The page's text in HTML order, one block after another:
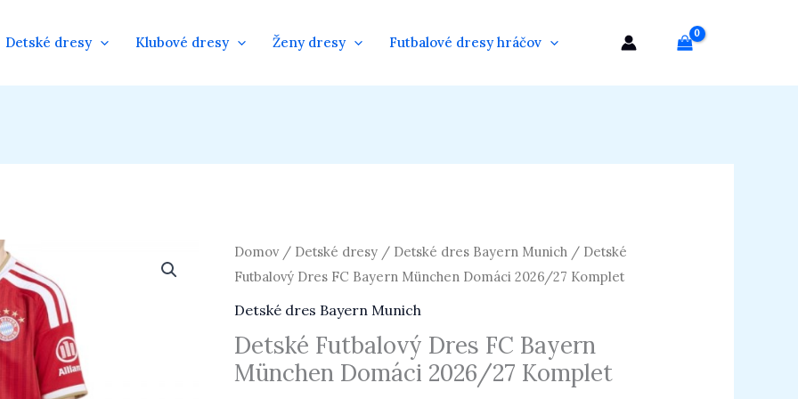
Detské dresy Klubové dresy Ženy dresy Futbalové dresy hráčov
Domov/ Detské dresy / Detské dres Bayern Munich / Detské
Futbalový Dres FC Bayern München Domáci 2026/27 Komplet
Detské dres Bayern Munich
Detské Futbalový Dres FC Bayern
München Domáci 2026/27 Komplet
množstvo
Detské
Futbalový
FC
Bayern